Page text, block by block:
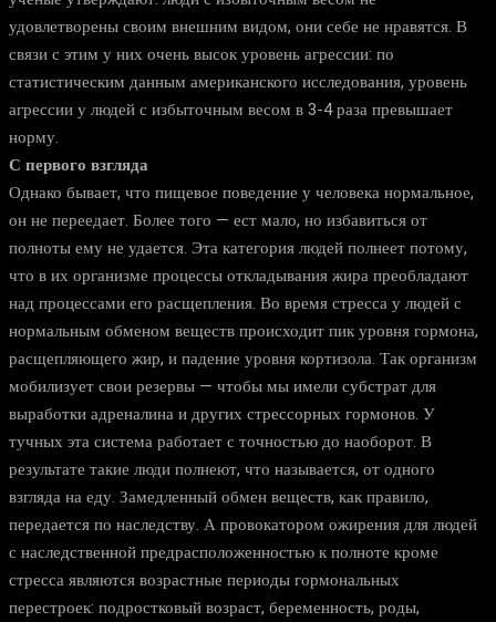
удовлетворены своим внешним видом, они себе не нравятся. В
связи с этим у них очень высок уровень агрессии: по
статистическим данным американского исследования, уровень
агрессии у людей с избыточным весом в 3-4 раза превышает
норму.
С первого взгляда
Однако бывает, что пищевое поведение у человека нормальное,
он не переедает. Более того — ест мало, но избавиться от
полноты ему не удается. Эта категория людей полнеет потому,
что в их организме процессы откладывания жира преобладают
над процессами его расщепления. Во время стресса у людей с
нормальным обменом веществ происходит пик уровня гормона,
расщепляющего жир, и падение уровня кортизола. Так организм
мобилизует свои резервы — чтобы мы имели субстрат для
выработки адреналина и других стрессорных гормонов. У
тучных эта система работает с точностью до наоборот. В
результате такие люди полнеют, что называется, от одного
взгляда на еду. Замедленный обмен веществ, как правило,
передается по наследству. А провокатором ожирения для людей
с наследственной предрасположенностью к полноте кроме
стресса являются возрастные периоды гормональных
перестроек: подростковый возраст, беременность, роды,